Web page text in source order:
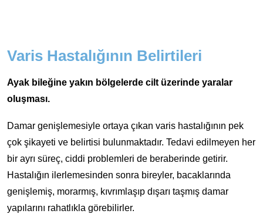
Varis Hastalığının Belirtileri
Ayak bileğine yakın bölgelerde cilt üzerinde yaralar
oluşması.
Damar genişlemesiyle ortaya çıkan varis hastalığının pek
çok şikayeti ve belirtisi bulunmaktadır. Tedavi edilmeyen her
bir ayrı süreç, ciddi problemleri de beraberinde getirir.
Hastalığın ilerlemesinden sonra bireyler, bacaklarında
genişlemiş, morarmış, kıvrımlaşıp dışarı taşmış damar
yapılarını rahatlıkla görebilirler.